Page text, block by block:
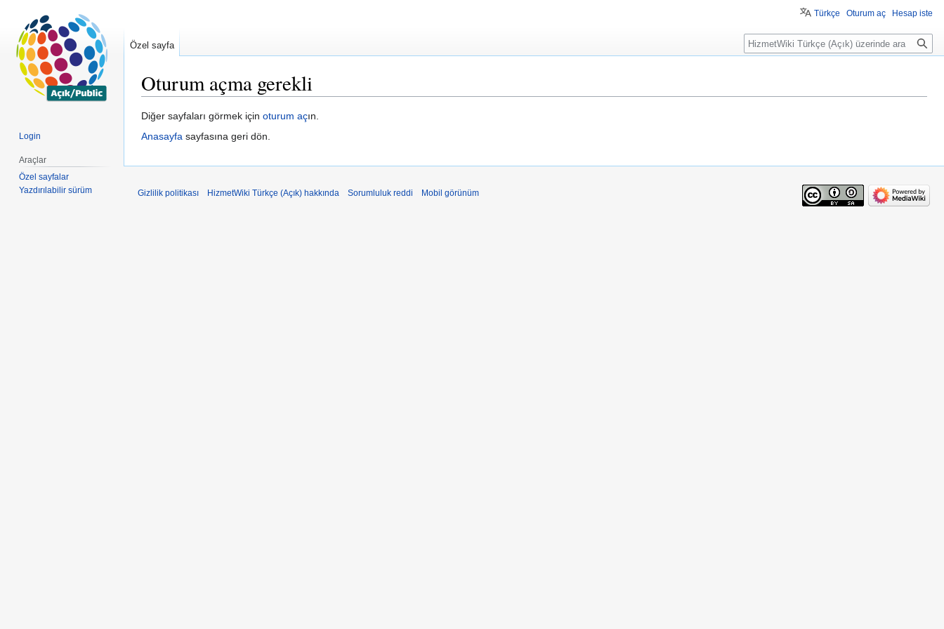
Oturum açma gerekli
Gezinti
kısmına
Arama
kısmına
Diğer sayfaları görmek için oturum açın.
Anasayfa sayfasına geri dön.
Türkçe Oturum aç Hesap iste
Özel sayfa Ara
Login
Araçlar
Özel sayfalar
Yazdırılabilir sürüm
Gizlilik politikası HizmetWiki Türkçe (Açık) hakkında Sorumluluk reddi Mobil görünüm